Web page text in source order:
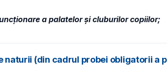
a palatelor și cluburilor copiilor;
(din cadrul probei obligatorii a